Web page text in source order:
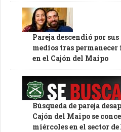
Pareja descendió por
medios tras
en el Cajón del Maipo
Búsqueda de pareja
Cajón del Maipo se
miércoles en el sector de